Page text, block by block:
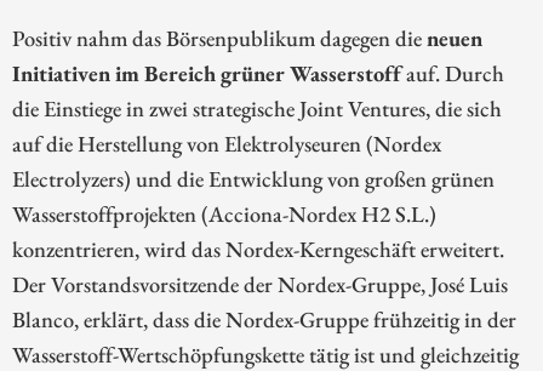
Positiv nahm das Börsenpublikum dagegen dieneuen
Initiativen im Bereich grüner Wasserstoffauf. Durch
die Einstiege in zwei strategische Joint Ventures, die sich
auf die Herstellung von Elektrolyseuren (Nordex
Electrolyzers) und die Entwicklung von großen grünen
Wasserstoffprojekten (Acciona-Nordex H2 S.L.)
konzentrieren, wird das Nordex-Kerngeschäft erweitert.
Der Vorstandsvorsitzende der Nordex-Gruppe, José Luis
Blanco, erklärt, dass die Nordex-Gruppe frühzeitig in der
Wasserstoff-Wertschöpfungskette tätig ist und gleichzeitig